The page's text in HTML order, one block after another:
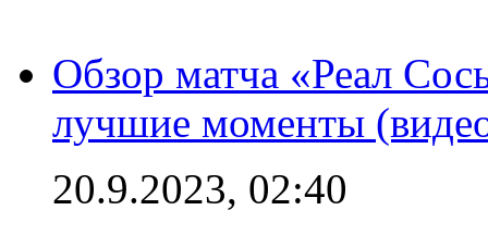
Обзор матча «Реал
лучшие моменты
20.9.2023, 02:40